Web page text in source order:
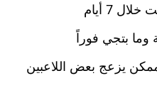
وما بتجي فوراً
يزعج بعض اللاعبين